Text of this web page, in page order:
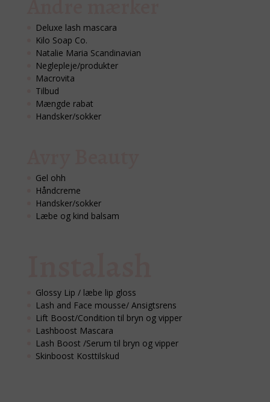
Deluxe lash mascara
Kilo Soap Co.
Natalie Maria Scandinavian
Neglepleje/produkter
Macrovita
Tilbud
Mængde rabat
Handsker/sokker
Gel ohh
Håndcreme
Handsker/sokker
Læbe og kind balsam
Glossy Lip / læbe lip gloss
Lash and Face mousse/ Ansigtsrens
Lift Boost/Condition til bryn og vipper
Lashboost Mascara
Lash Boost /Serum til bryn og vipper
Skinboost Kosttilskud